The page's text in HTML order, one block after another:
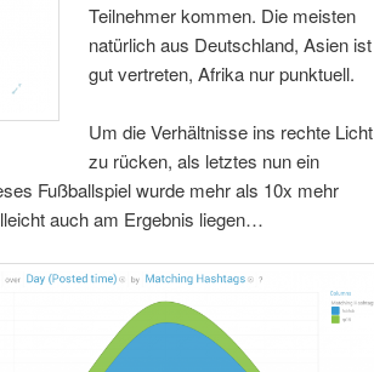
Teilnehmer kommen. Die meisten
natürlich aus Deutschland, Asien ist
gut vertreten, Afrika nur punktuell.
Um die Verhältnisse ins rechte Licht
zu rücken, als letztes nun ein
Fußballspiel wurde mehr als 10x mehr
auch am Ergebnis liegen…